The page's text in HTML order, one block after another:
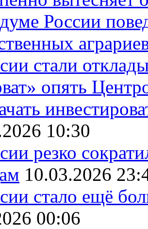
России
стали
опять
10:30
резко
10.03.2026
стало ещё
00:06